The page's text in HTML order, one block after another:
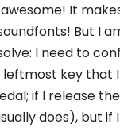
It
But I
I need to
key that
if I release
does), but